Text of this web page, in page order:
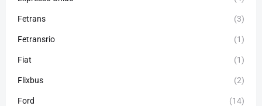
Fetrans (3)
Fetransrio (1)
Fiat (1)
Flixbus (2)
Ford (14)